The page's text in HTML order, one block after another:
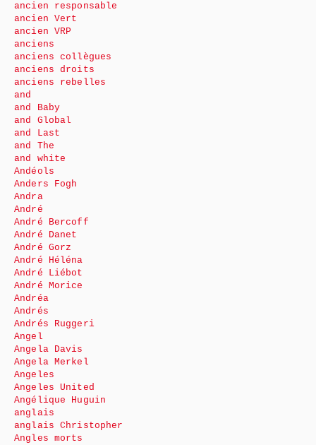
ancien responsable
ancien Vert
ancien VRP
anciens
anciens collègues
anciens droits
anciens rebelles
and
and Baby
and Global
and Last
and The
and white
Andéols
Anders Fogh
Andra
André
André Bercoff
André Danet
André Gorz
André Héléna
André Liébot
André Morice
Andréa
Andrés
Andrés Ruggeri
Angel
Angela Davis
Angela Merkel
Angeles
Angeles United
Angélique Huguin
anglais
anglais Christopher
Angles morts